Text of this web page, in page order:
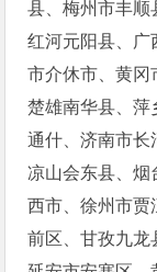
县、梅州市丰顺
红河元阳县、广
市介休市、黄冈
楚雄南华县、萍
通什、济南市长
凉山会东县、烟
西市、徐州市贾
前区、甘孜九龙